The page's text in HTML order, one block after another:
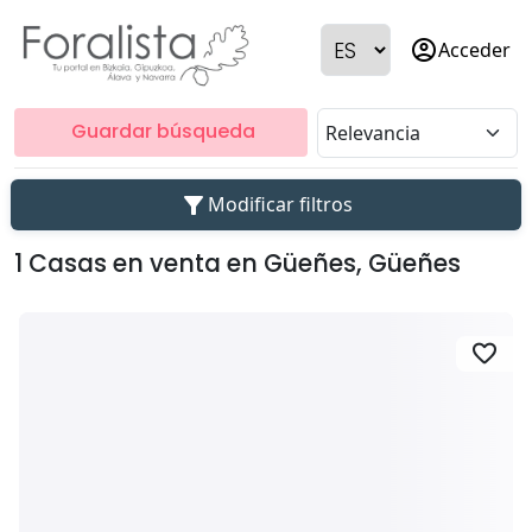
account_circleAcceder
Guardar búsqueda
filter_alt Modificar filtros
1 Casas en venta en Güeñes, Güeñes
favorite